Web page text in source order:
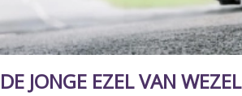
DE JONGE EZEL VAN WEZEL